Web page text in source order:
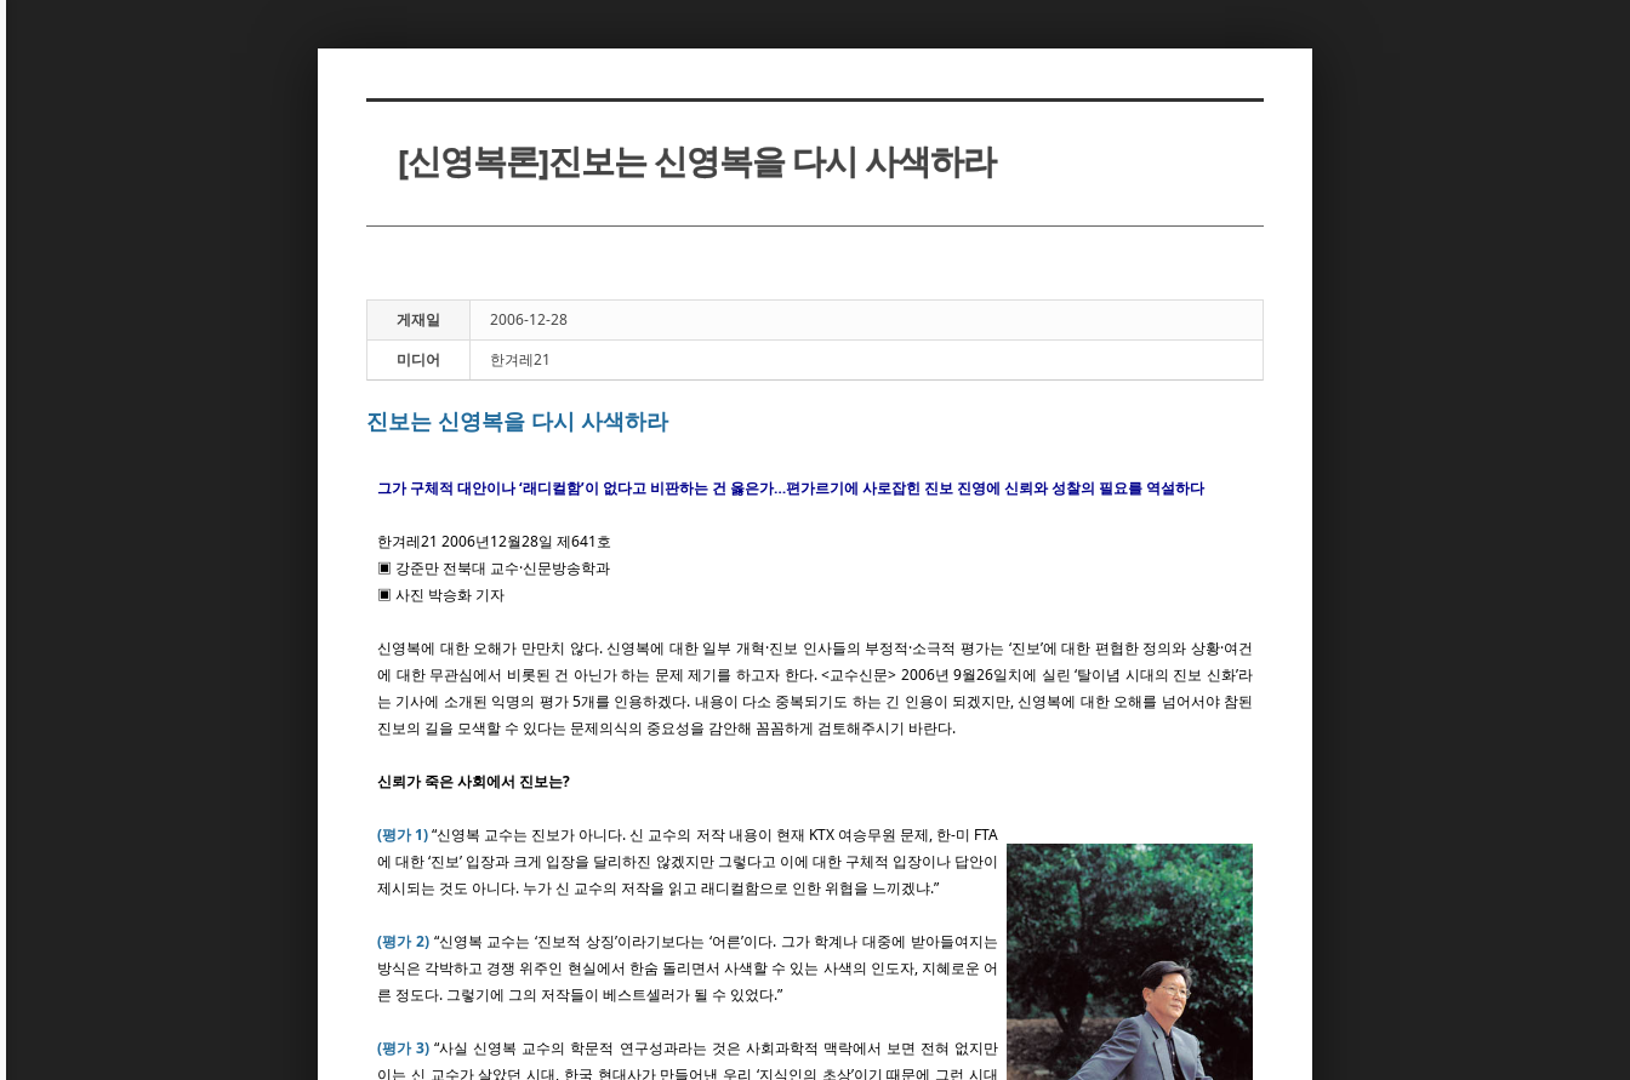
[신영복론]진보는 신영복을 다시 사색하라
게재일
2006-12-28
미디어
한겨레21
진보는 신영복을 다시 사색하라
그가 구체적 대안이나 ‘래디컬함’이 없다고 비판하는 건 옳은가…편가르기에 사로잡힌 진보 진영에 신뢰와 성찰의 필요를 역설하다
한겨레21 2006년12월28일 제641호
▣ 강준만 전북대 교수·신문방송학과
▣ 사진 박승화 기자
신영복에 대한 오해가 만만치 않다. 신영복에 대한 일부 개혁·진보 인사들의 부정적·소극적 평가는 ‘진보’에 대한 편협한 정의와 상황·여건
에 대한 무관심에서 비롯된 건 아닌가 하는 문제 제기를 하고자 한다. <교수신문> 2006년 9월26일치에 실린 ‘탈이념 시대의 진보 신화’라
는 기사에 소개된 익명의 평가 5개를 인용하겠다. 내용이 다소 중복되기도 하는 긴 인용이 되겠지만, 신영복에 대한 오해를 넘어서야 참된
진보의 길을 모색할 수 있다는 문제의식의 중요성을 감안해 꼼꼼하게 검토해주시기 바란다.
신뢰가 죽은 사회에서 진보는?
(평가 1)“신영복 교수는 진보가 아니다. 신 교수의 저작 내용이 현재 KTX 여승무원 문제, 한-미 FTA
에 대한 ‘진보’ 입장과 크게 입장을 달리하진 않겠지만 그렇다고 이에 대한 구체적 입장이나 답안이
제시되는 것도 아니다. 누가 신 교수의 저작을 읽고 래디컬함으로 인한 위협을 느끼겠냐.”
(평가 2) “신영복 교수는 ‘진보적 상징’이라기보다는 ‘어른’이다. 그가 학계나 대중에 받아들여지는
방식은 각박하고 경쟁 위주인 현실에서 한숨 돌리면서 사색할 수 있는 사색의 인도자, 지혜로운 어
른 정도다. 그렇기에 그의 저작들이 베스트셀러가 될 수 있었다.”
(평가 3) “사실 신영복 교수의 학문적 연구성과라는 것은 사회과학적 맥락에서 보면 전혀 없지만
이는 신 교수가 살았던 시대, 한국 현대사가 만들어낸 우리 ‘지식인의 초상’이기 때문에 그런 시대
Sketchbook5, 스케치북5
Sketchbook5, 스케치북5
Sketchbook5, 스케치북5
Sketchbook5, 스케치북5